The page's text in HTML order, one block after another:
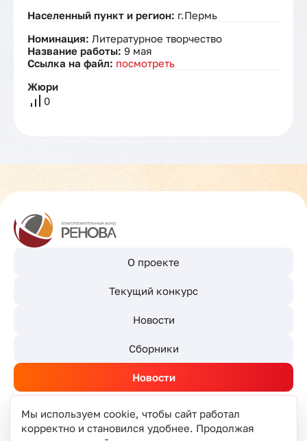
Населенный пункт и регион: г.Пермь
Номинация: Литературное творчество
Название работы: 9 мая
Ссылка на файл: посмотреть
Жюри
0
О проекте
Текущий конкурс
Новости
Сборники
Новости
Мы используем cookie, чтобы сайт работал
корректно и становился удобнее. Продолжая